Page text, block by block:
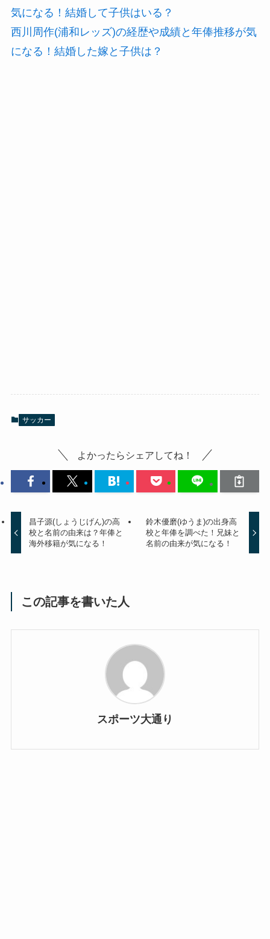
気になる！結婚して子供はいる？
西川周作(浦和レッズ)の経歴や成績と年俸推移が気
になる！結婚した嫁と子供は？
サッカー
よかったらシェアしてね！
昌子源(しょうじげん)の高
校と名前の由来は？年俸と
海外移籍が気になる！
鈴木優磨(ゆうま)の出身高
校と年俸を調べた！兄妹と
名前の由来が気になる！
この記事を書いた人
スポーツ大通り